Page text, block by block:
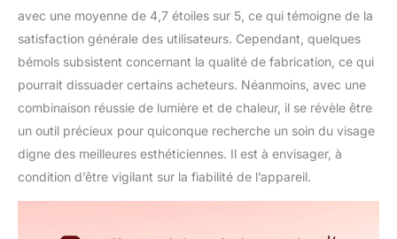
d'une batterie
rechargeable intégrée qui
peut être utilisée pendant
2 heures avec une
charge complète. Le
design léger et portable
vous permet de
maintenir votre routine
de soins de la peau où
avec une moyenne de 4,7 étoiles sur 5, ce qui témoigne de la
satisfaction générale des utilisateurs. Cependant, quelques
bémols subsistent concernant la qualité de fabrication, ce qui
pourrait dissuader certains acheteurs. Néanmoins, avec une
combinaison réussie de lumière et de chaleur, il se révèle être
un outil précieux pour quiconque recherche un soin du visage
digne des meilleures esthéticiennes. Il est à envisager, à
condition d’être vigilant sur la fiabilité de l’appareil.